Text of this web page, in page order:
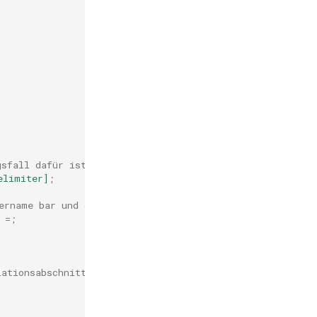
dafür ist, Abfrageparameter zu extrahieren, ohne
;
bar und der Separator & ist, dann wird der
=;